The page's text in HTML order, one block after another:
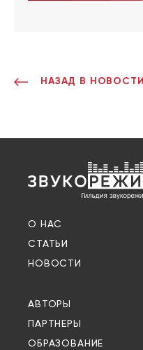
НАЗАД В НОВОСТИ
О НАС
СТАТЬИ
НОВОСТИ
АВТОРЫ
ПАРТНЕРЫ
ОБРАЗОВАНИЕ